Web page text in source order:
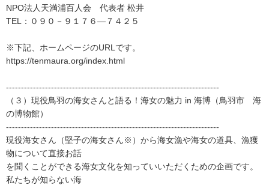
NPO法人天満浦百人会 代表者 松井
TEL：０９０－９１７６―７４２５
※下記、ホームページのURLです。
https://tenmaura.org/index.html
-----------------------------------------------------------------------
（３）現役鳥羽の海女さんと語る！海女の魅力 in 海博（鳥羽市 海
の博物館）
-----------------------------------------------------------------------
現役海女さん（堅子の海女さん※）から海女漁や海女の道具、漁獲
物について直接お話
を聞くことができる海女文化を知っていいただくための企画です。
私たちが知らない海